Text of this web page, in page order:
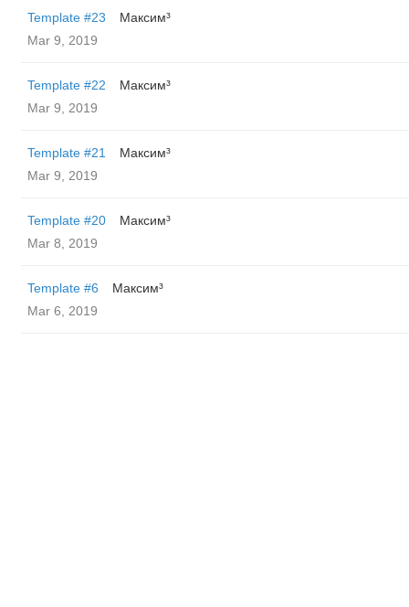
Template #23
Максим³
Mar 9, 2019
Template #22
Максим³
Mar 9, 2019
Template #21
Максим³
Mar 9, 2019
Template #20
Максим³
Mar 8, 2019
Template #6
Максим³
Mar 6, 2019